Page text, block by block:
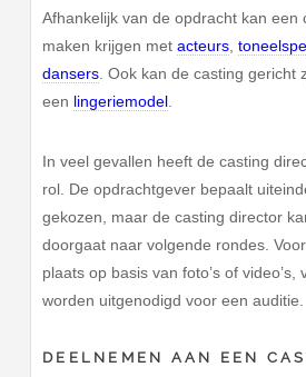
Afhankelijk van de opdracht kan een
maken krijgen metacteurs ,
dansers . Ook kan de casting gericht
een lingeriemodel
In veel gevallen heeft de casting
rol. De opdrachtgever bepaalt
gekozen, maar de casting director
doorgaat naar volgende rondes.
plaats op basis van foto’s of video’s,
worden uitgenodigd voor een auditie.
DEELNEMEN AAN EEN